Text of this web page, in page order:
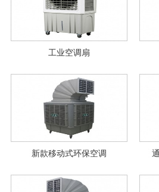
工业空调扇
新款移动式环保空调